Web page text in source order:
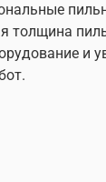
толщина
и